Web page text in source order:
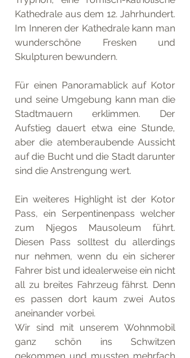
Kathedrale aus dem 12. Jahrhundert.
Im Inneren der Kathedrale kann man
wunderschöne Fresken und
Skulpturen bewundern.
Für einen Panoramablick auf Kotor
und seine Umgebung kann man die
Stadtmauern erklimmen. Der
Aufstieg dauert etwa eine Stunde,
aber die atemberaubende Aussicht
auf die Bucht und die Stadt darunter
sind die Anstrengung wert.
Ein weiteres Highlight ist der Kotor
Pass, ein Serpentinenpass welcher
zum Njegos Mausoleum führt.
Diesen Pass solltest du allerdings
nur nehmen, wenn du ein sicherer
Fahrer bist und idealerweise ein nicht
all zu breites Fahrzeug fährst. Denn
es passen dort kaum zwei Autos
aneinander vorbei.
Wir sind mit unserem Wohnmobil
ganz schön ins Schwitzen